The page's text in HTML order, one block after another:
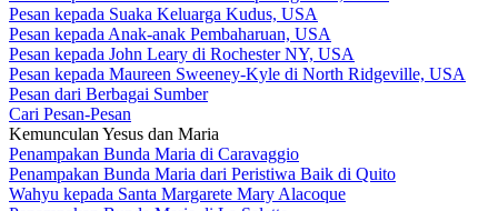
Pesan kepada Suaka Keluarga Kudus, USA
Pesan kepada Anak-anak Pembaharuan, USA
Pesan kepada John Leary di Rochester NY, USA
Pesan kepada Maureen Sweeney-Kyle di North Ridgeville, USA
Pesan dari Berbagai Sumber
Cari Pesan-Pesan
Kemunculan Yesus dan Maria
Penampakan Bunda Maria di Caravaggio
Penampakan Bunda Maria dari Peristiwa Baik di Quito
Wahyu kepada Santa Margarete Mary Alacoque